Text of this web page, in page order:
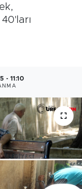
- 11:10